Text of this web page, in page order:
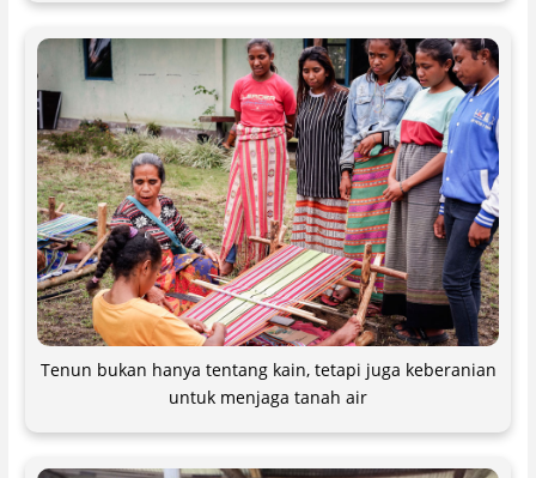
Tenun bukan hanya tentang kain, tetapi juga keberanian
untuk menjaga tanah air